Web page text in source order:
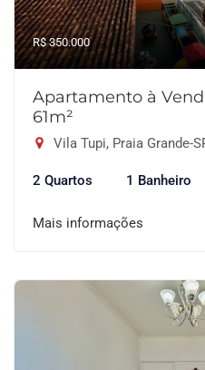
R$ 350.000
Apartamento à
61m²
Vila Tupi, Praia Grande-
2 Quartos 1 Banheiro
Mais informações